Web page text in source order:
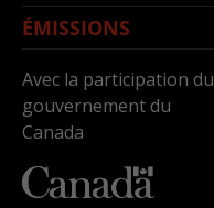
ÉMISSIONS
Avec la participation du
gouvernement du
Canada